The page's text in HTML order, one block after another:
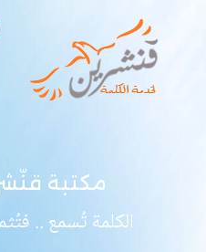
مكتبة
الكلمة تُسمع ..